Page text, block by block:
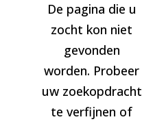
De pagina die u
zocht kon niet
gevonden
worden. Probeer
uw zoekopdracht
te verfijnen of